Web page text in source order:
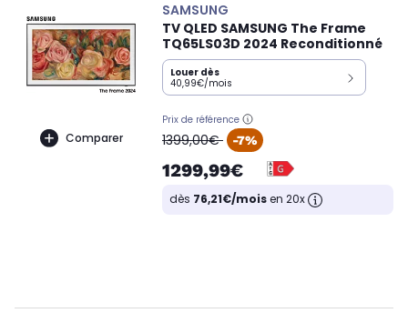
Comparer
SAMSUNG
TV QLED SAMSUNG The Frame
TQ65LS03D 2024 Reconditionné
Louer dès
40,99€/mois
Prix de référence
oldPrice
1399,00€ -7%
1299,99€
dès 76,21€/moisen 20x